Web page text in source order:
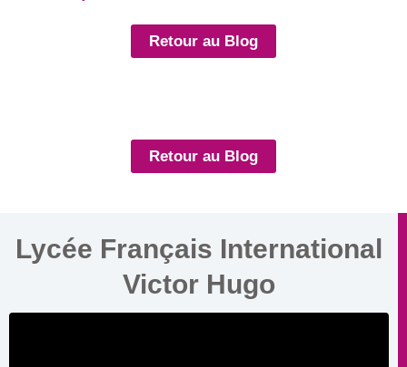
Retour au Blog
Retour au Blog
Lycée Français International
Victor Hugo